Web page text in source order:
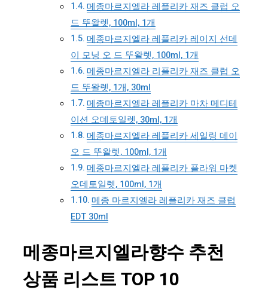
메종마르지엘라 레플리카 재즈 클럽 오
드 뚜왈렛, 100ml, 1개
메종마르지엘라 레플리카 레이지 선데
이 모닝 오 드 뚜왈렛, 100ml, 1개
메종마르지엘라 리플리카 재즈 클럽 오
드 뚜왈렛, 1개, 30ml
메종마르지엘라 레플리카 마차 메디테
이션 오데토일렛, 30ml, 1개
메종마르지엘라 레플리카 세일링 데이
오 드 뚜왈렛, 100ml, 1개
메종마르지엘라 레플리카 플라워 마켓
오데토일렛, 100ml, 1개
메종 마르지엘라 레플리카 재즈 클럽
EDT 30ml
메종마르지엘라향수 추천
상품 리스트 TOP 10